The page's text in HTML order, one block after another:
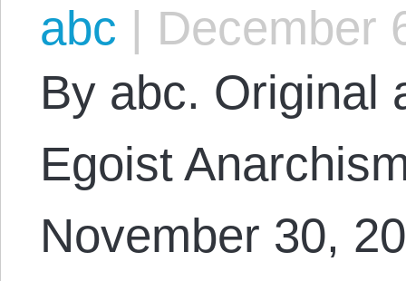
abc | December
By abc. Original
Egoist
November 30,